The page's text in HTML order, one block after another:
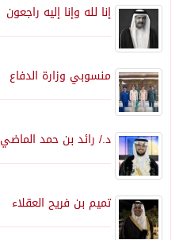
إنا لله وإنا إليه راجعون
منسوبي وزارة الدفاع
د./ رائد بن حمد الماضي
تميم بن فريح العقلاء